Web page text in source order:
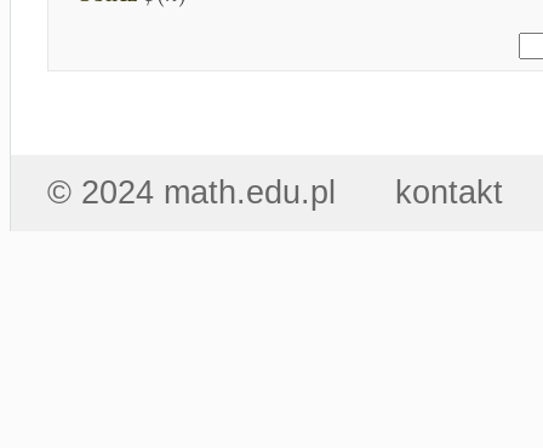
© 2024 math.edu.pl kontakt